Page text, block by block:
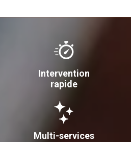
Intervention
rapide
Multi-services